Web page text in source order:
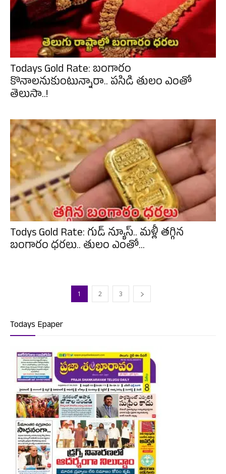
Todays Gold Rate: బంగారం
కొనాలనుకుంటున్నారా.. పసిడి తులం ఎంతో
తెలుసా..!
Todys Gold Rate: గుడ్ న్యూస్.. మళ్లీ తగ్గిన
బంగారం ధరలు.. తులం ఎంతో...
1 2 3
Todays Epaper